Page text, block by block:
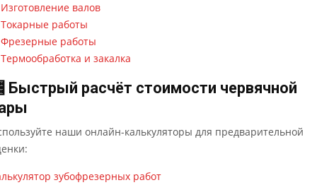
валов
работы
работы
и закалка
Быстрый расчёт стоимости червячной
наши онлайн-калькуляторы для предварительной
зубофрезерных работ